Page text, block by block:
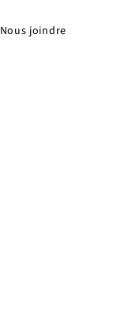
Nous joindre